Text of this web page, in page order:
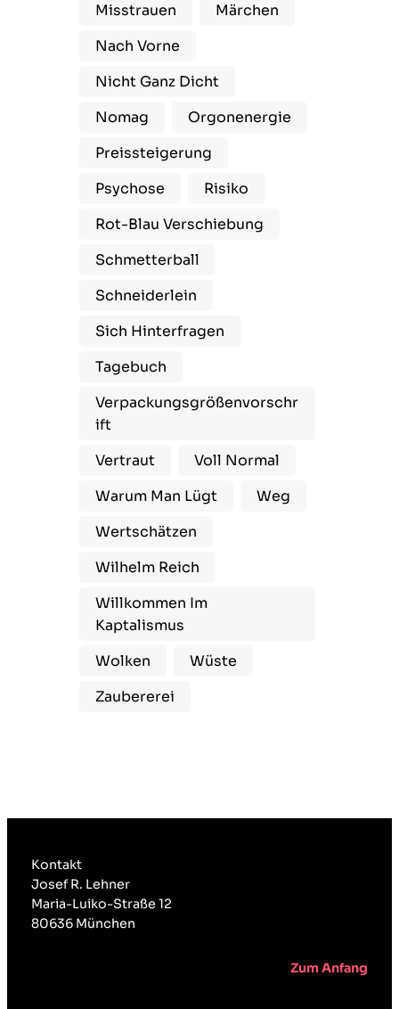
Misstrauen
Märchen
Nach Vorne
Nicht Ganz Dicht
Nomag
Orgonenergie
Preissteigerung
Psychose
Risiko
Rot-Blau Verschiebung
Schmetterball
Schneiderlein
Sich Hinterfragen
Tagebuch
Verpackungsgrößenvorschr
Ift
Vertraut
Voll Normal
Warum Man Lügt
Weg
Wertschätzen
Wilhelm Reich
Willkommen Im
Kaptalismus
Wolken
Wüste
Zaubererei
Kontakt
Josef R. Lehner
Maria-Luiko-Straße 12
80636 München
Zum Anfang